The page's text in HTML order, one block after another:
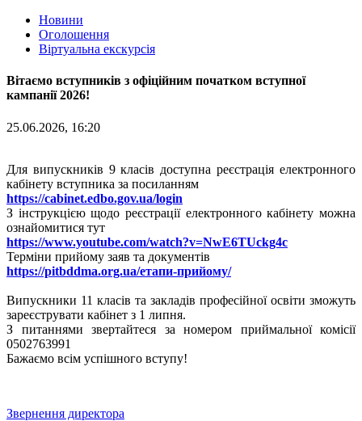
Новини
Оголошення
Віртуальна екскурсія
Вітаємо вступників з офіційним початком вступної
кампанії 2026!
25.06.2026, 16:20
Для випускників 9 класів доступна реєстрація електронного
кабінету вступника за посиланням
https://cabinet.edbo.gov.ua/login
З інструкцією щодо реєстрації електронного кабінету можна
ознайомитися тут
https://www.youtube.com/watch?v=NwE6TUckg4c
Терміни прийому заяв та документів
https://pitbddma.org.ua/етапи-прийому/
Випускники 11 класів та закладів професійної освіти зможуть
зареєструвати кабінет з 1 липня.
З питаннями звертайтеся за номером приймальної комісії
0502763991
Бажаємо всім успішного вступу!
Звернення директора